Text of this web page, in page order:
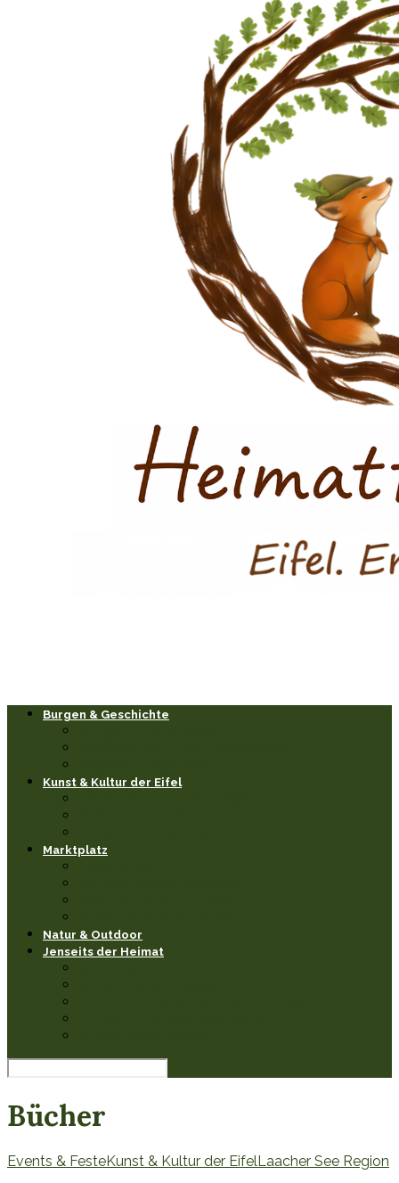
Burgen & Geschichte
Kunst & Kultur der Eifel
Marktplatz
Natur & Outdoor
Jenseits der Heimat
Bücher
Events & FesteKunst & Kultur der EifelLaacher See Region